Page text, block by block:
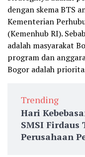
dengan skema BTS
Kementerian
(Kemenhub RI).
adalah masyarakat
program dan
Bogor adalah
Trending
Hari
SMSI Firdaus
Perusahaan